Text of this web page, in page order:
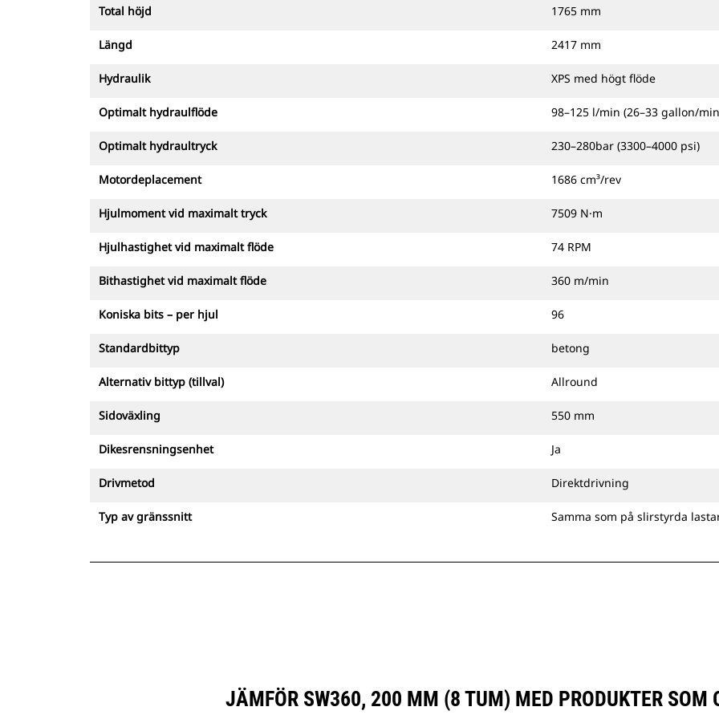
Total höjd 1765 mm
Längd 2417 mm
Hydraulik XPS med högt flöde
Optimalt hydraulflöde 98–125 l/min (26–33 gallon/
Optimalt hydraultryck 230–280bar (3300–4000 psi)
Motordeplacement 1686 cm³/rev
Hjulmoment vid maximalt tryck 7509 N·m
Hjulhastighet vid maximalt flöde 74 RPM
Bithastighet vid maximalt flöde 360 m/min
Koniska bits – per hjul 96
Standardbittyp betong
Alternativ bittyp (tillval) Allround
Sidoväxling 550 mm
Dikesrensningsenhet Ja
Drivmetod Direktdrivning
Typ av gränssnitt Samma som på slirstyrda
JÄMFÖR SW360, 200 MM (8 TUM) MED PRODUKTER SOM